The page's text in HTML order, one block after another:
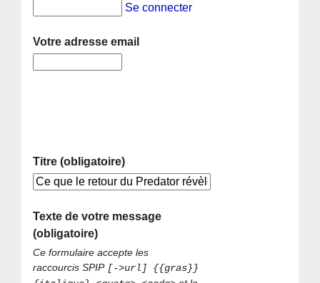
Se connecter
Votre adresse email
Titre (obligatoire)
Texte de votre message
(obligatoire)
Ce formulaire accepte les
raccourcis SPIP [->url] {{gras}}